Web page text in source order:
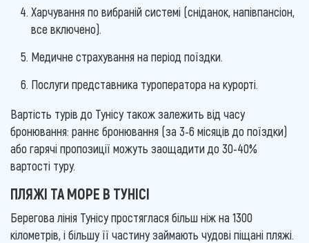
Харчування по вибраній системі (сніданок, напівпансіон,
все включено).
Медичне страхування на період поїздки.
Послуги представника туроператора на курорті.
Вартість турів до Тунісу також залежить від часу
бронювання: раннє бронювання (за 3-6 місяців до поїздки)
або гарячі пропозиції можуть заощадити до 30-40%
вартості туру.
ПЛЯЖІ ТА МОРЕ В ТУНІСІ
Берегова лінія Тунісу простяглася більш ніж на 1300
кілометрів, і більшу її частину займають чудові піщані пляжі.